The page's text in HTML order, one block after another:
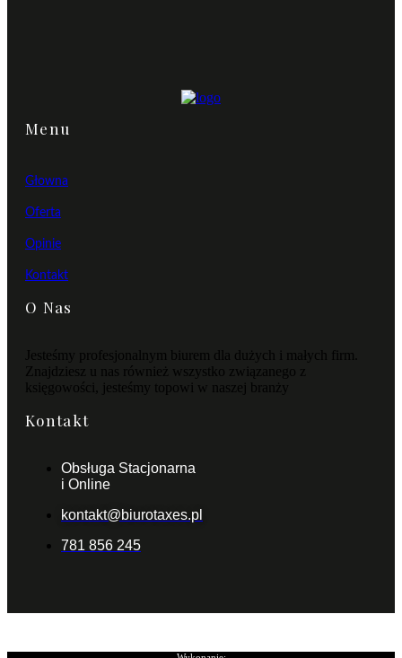
Menu
Głowna
Oferta
Opinie
Kontakt
O Nas
Jesteśmy profesjonalnym biurem dla dużych i małych firm.
Znajdziesz u nas również wszystko związanego z
księgowości, jesteśmy topowi w naszej branży
Kontakt
Obsługa Stacjonarna
i Online
kontakt@biurotaxes.pl
781 856 245